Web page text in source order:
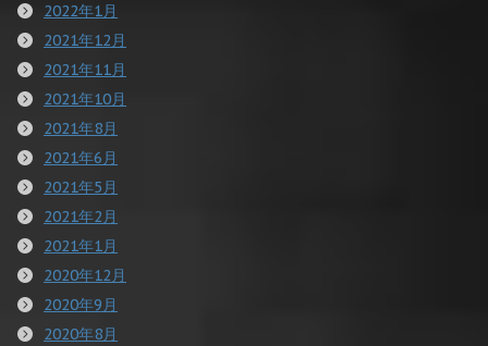
2022年1月
2021年12月
2021年11月
2021年10月
2021年8月
2021年6月
2021年5月
2021年2月
2021年1月
2020年12月
2020年9月
2020年8月